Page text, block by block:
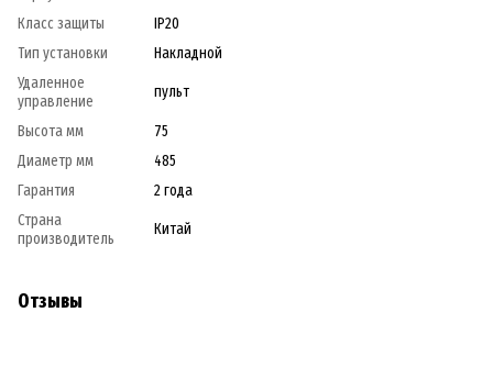
Класс защиты
IP20
Тип установки
Накладной
Удаленное
управление
пульт
Высота мм
75
Диаметр мм
485
Гарантия
2 года
Страна
производитель
Китай
Отзывы